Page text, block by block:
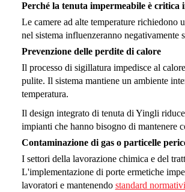
Perché la tenuta impermeabile è
Le camere ad alte temperature richiedono
nel sistema influenzeranno
Prevenzione delle perdite di calore
Il processo di sigillatura impedisce al
pulite. Il sistema mantiene un ambiente
temperatura.
Il design integrato di tenuta di Yingli
impianti che hanno bisogno di mantenere
Contaminazione di gas o particelle
I settori della lavorazione chimica e del
L'implementazione di porte ermetiche
lavoratori e mantenendo standard normativi